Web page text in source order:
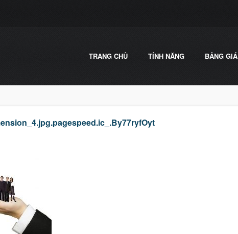
TRANG CHỦ TÍNH NĂNG BẢNG GIÁ